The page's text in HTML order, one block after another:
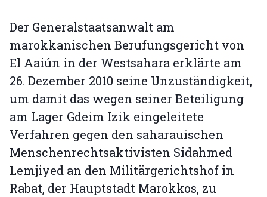
Der Generalstaatsanwalt am
marokkanischen Berufungsgericht von
El Aaiún in der Westsahara erklärte am
26. Dezember 2010 seine Unzuständigkeit,
um damit das wegen seiner Beteiligung
am Lager Gdeim Izik eingeleitete
Verfahren gegen den saharauischen
Menschenrechtsaktivisten Sidahmed
Lemjiyed an den Militärgerichtshof in
Rabat, der Hauptstadt Marokkos, zu